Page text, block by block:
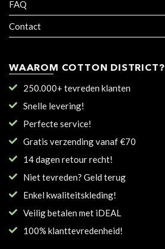
FAQ
Contact
WAAROM COTTON DISTRICT?
250.000+ tevreden klanten
Snelle levering!
Perfecte service!
Gratis verzending vanaf €70
14 dagen retour recht!
Niet tevreden? Geld terug
Enkel kwaliteitskleding!
Veilig betalen met iDEAL
100% klanttevredenheid!